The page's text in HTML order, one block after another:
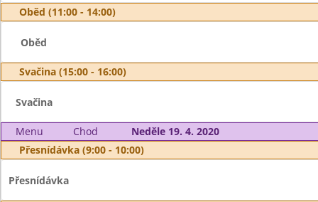
Oběd (11:00 - 14:00)
Oběd
Svačina (15:00 - 16:00)
Svačina
Menu Chod
Neděle 19. 4. 2020
Přesnídávka (9:00 - 10:00)
Přesnídávka